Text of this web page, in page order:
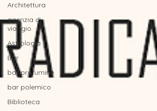
Architettura
agenzia di
viaggio
Astrologia
Bar
bar profumino
bar polemico
Biblioteca